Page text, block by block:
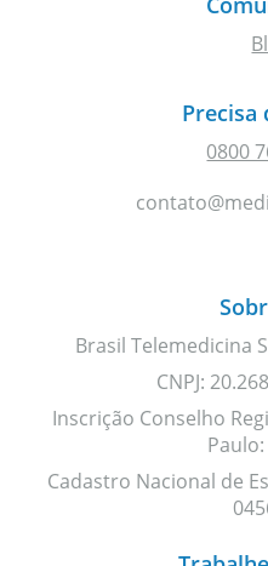
Precisa
0800
Brasil Telemedicina
CNPJ:
Inscrição Conselho
Cadastro Nacional de